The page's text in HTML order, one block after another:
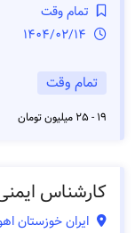
تمام وقت
تمام وقت
کارشناس ایمنی (HSE)
ایران خوزستان اهواز